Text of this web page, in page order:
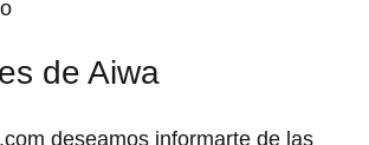
de Aiwa
deseamos informarte de las